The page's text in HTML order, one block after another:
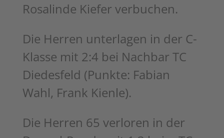
Rosalinde Kiefer verbuchen.
Die Herren unterlagen in der C-
Klasse mit 2:4 bei Nachbar TC
Diedesfeld (Punkte: Fabian
Wahl, Frank Kienle).
Die Herren 65 verloren in der